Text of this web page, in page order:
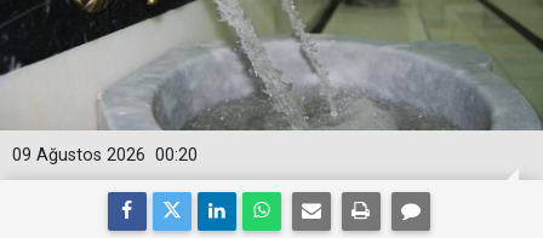
00:20
09 Ağustos 2026